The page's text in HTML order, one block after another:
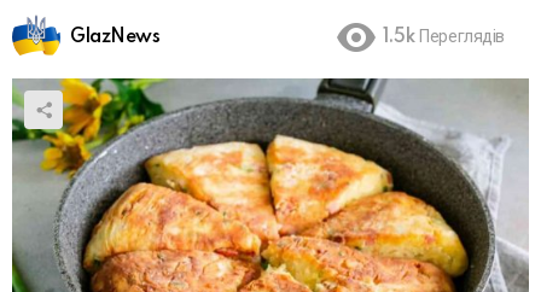
GlazNews 1.5k Переглядів